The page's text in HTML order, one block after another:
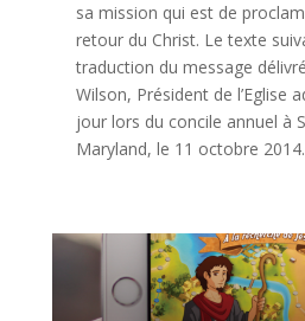
sa mission qui est de
retour du Christ. Le texte
traduction du message
Wilson, Président de l’Eglise
jour lors du concile annuel à
Maryland, le 11 octobre 2014.